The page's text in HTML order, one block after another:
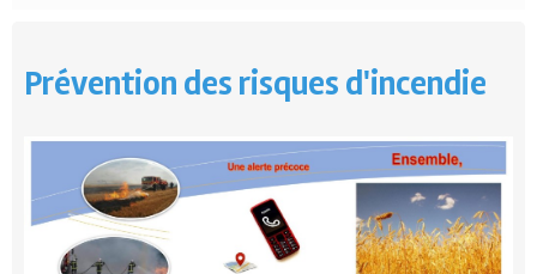
Prévention des risques d'incendie